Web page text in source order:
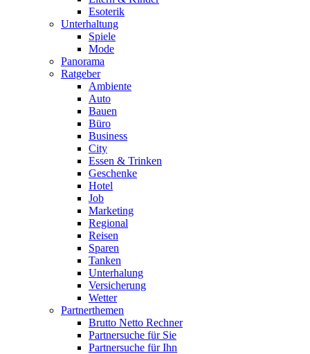
Esoterik
Unterhaltung
Spiele
Mode
Panorama
Ratgeber
Ambiente
Auto
Bauen
Büro
Business
City
Essen & Trinken
Geschenke
Hotel
Job
Marketing
Regional
Reisen
Sparen
Tanken
Unterhalung
Versicherung
Wetter
Partnerthemen
Brutto Netto Rechner
Partnersuche für Sie
Partnersuche für Ihn